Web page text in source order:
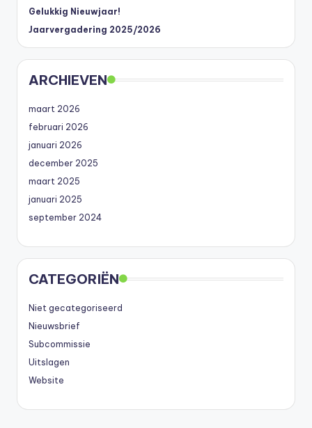
Gelukkig Nieuwjaar!
Jaarvergadering 2025/2026
ARCHIEVEN
maart 2026
februari 2026
januari 2026
december 2025
maart 2025
januari 2025
september 2024
CATEGORIËN
Niet gecategoriseerd
Nieuwsbrief
Subcommissie
Uitslagen
Website